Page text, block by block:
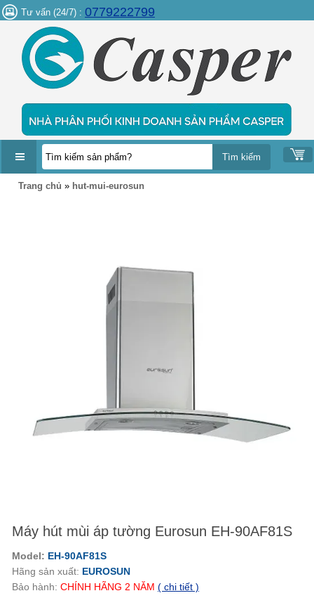
Tư vấn (24/7) : 0779222799
DANH
Trang chủ » hut-mui-eurosun
Máy hút mùi áp tường Eurosun EH-90AF81S
Model: EH-90AF81S
Hãng sản xuất: EUROSUN
Bảo hành: CHÍNH HÃNG 2 NĂM ( chi tiết )